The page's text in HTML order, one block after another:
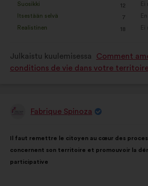
:
seuraavasti:
Suosikki
: 12
kertaa
Itsestään selvä
: 7
kertaa
Realistinen
: 18
kertaa
:Ei
:
:
Ei
:
Julkaistu kuulemisessa
Comment
conditions de vie dans votre
EhdotusFabrique Spinoza
sisältö:
Il faut remettre le citoyen au cœur des
concernent son territoire et promouvoir la
participative
jakautuminen: